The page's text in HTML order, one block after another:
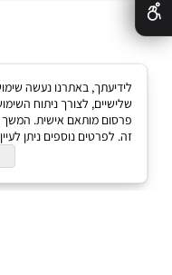
שלישיים, לצורך ניתוח
פרסום מותאם אישית.
זה. לפרטים נוספים ניתן